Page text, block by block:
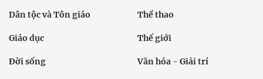
Dân tộc và Tôn giáo Thể thao
Giáo dục Thế giới
Đời sống Văn hóa - Giải trí